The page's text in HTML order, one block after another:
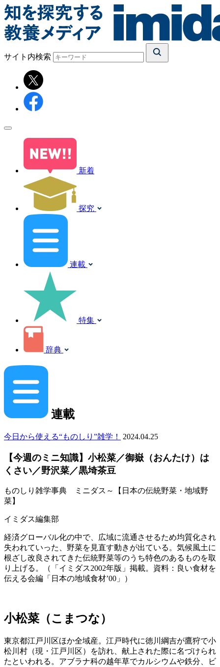
サイト内検索
新着
探究
連載
特集
辞典
連載
今日から使える“ものしり”雑学！ 2024.04.25
【今週のミニ知識】小松菜／御嶽（おんたけ）は
くさい／野沢菜／黒埼茶豆
ものしり雑学事典 ミニダス～【日本の伝統野菜・地域野
菜】
イミダス編集部
経済グローバル化の中で、広域に流通させるため均質化され
失われていった、野菜を見直す動きが出ている。気候風土に
根ざし改良されてきた伝統野菜等のうち特色のあるものを取
り上げる。（「イミダス2002年版」掲載。資料：良い食材を
伝える会編「日本の地域食材’00」）
小松菜（こまつな）
東京都江戸川区ほか全域産。江戸時代に徳川綱吉が鷹狩で小
松川村（現・江戸川区）を訪れ、献上された際に名づけられ
たといわれる。アブラナ科の越年草でカルシウムや鉄分、ビ